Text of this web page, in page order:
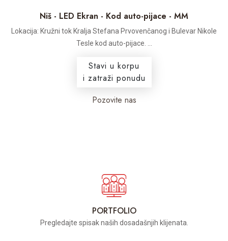
Niš - LED Ekran - Kod auto-pijace - MM
Lokacija: Kružni tok Kralja Stefana Prvovenčanog i Bulevar Nikole
Tesle kod auto-pijace. ...
Stavi u korpu
i zatraži ponudu
Pozovite nas
PORTFOLIO
Pregledajte spisak naših dosadašnjih klijenata.